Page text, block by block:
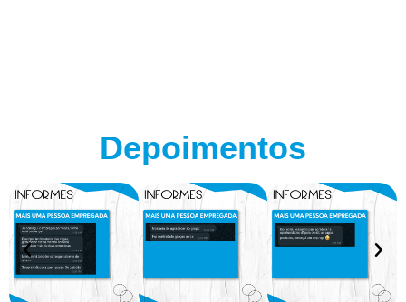
Depoimentos